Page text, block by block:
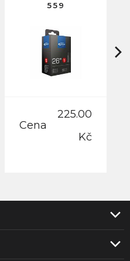
559
VENTILEK
40MM
Cena
225.00
Kč